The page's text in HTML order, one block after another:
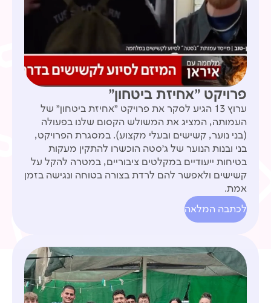
פרויקט ״אחיזת ביטחון״
ערוץ 13 הגיע לסקר את פרויקט ״אחיזת ביטחון״ של
העמותה, המציג את המשולש הקסום שלנו בפעולה
(בני נוער, קשישים ובעלי מקצוע). במסגרת הפרויקט,
בני ובנות הנוער של ג׳סטה הוכשרו להתקין מעקות
בטיחות ייעודיים במקלטים ציבוריים, במטרה להקל על
קשישים ולאפשר להם לרדת בצורה בטוחה ונגישה בזמן
אמת.
לכתבה המלאה